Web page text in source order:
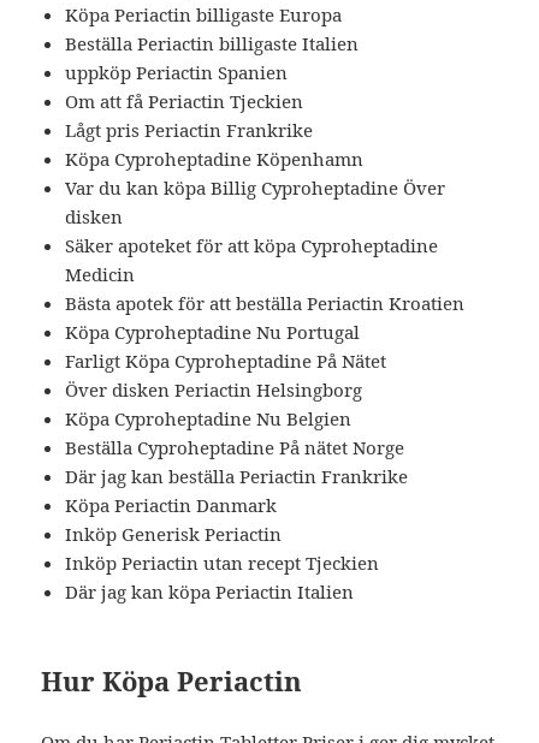
Köpa Periactin billigaste Europa
Beställa Periactin billigaste Italien
uppköp Periactin Spanien
Om att få Periactin Tjeckien
Lågt pris Periactin Frankrike
Köpa Cyproheptadine Köpenhamn
Var du kan köpa Billig Cyproheptadine Över
disken
Säker apoteket för att köpa Cyproheptadine
Medicin
Bästa apotek för att beställa Periactin Kroatien
Köpa Cyproheptadine Nu Portugal
Farligt Köpa Cyproheptadine På Nätet
Över disken Periactin Helsingborg
Köpa Cyproheptadine Nu Belgien
Beställa Cyproheptadine På nätet Norge
Där jag kan beställa Periactin Frankrike
Köpa Periactin Danmark
Inköp Generisk Periactin
Inköp Periactin utan recept Tjeckien
Där jag kan köpa Periactin Italien
Hur Köpa Periactin